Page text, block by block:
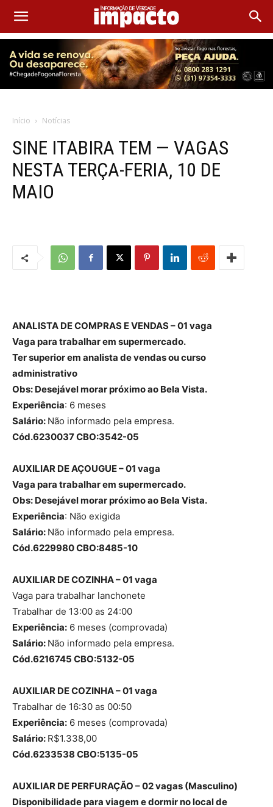
Início Notícias
SINE ITABIRA TEM — VAGAS
NESTA TERÇA-FERIA, 10 DE
MAIO
ANALISTA DE COMPRAS E VENDAS – 01 vaga
Vaga para trabalhar em supermercado.
Ter superior em analista de vendas ou curso
administrativo
Obs: Desejável morar próximo ao Bela Vista.
Experiência: 6 meses
Salário: Não informado pela empresa.
Cód.6230037 CBO:3542-05
AUXILIAR DE AÇOUGUE – 01 vaga
Vaga para trabalhar em supermercado.
Obs: Desejável morar próximo ao Bela Vista.
Experiência: Não exigida
Salário: Não informado pela empresa.
Cód.6229980 CBO:8485-10
AUXILIAR DE COZINHA – 01 vaga
Vaga para trabalhar lanchonete
Trabalhar de 13:00 as 24:00
Experiência: 6 meses (comprovada)
Salário: Não informado pela empresa.
Cód.6216745 CBO:5132-05
AUXILIAR DE COZINHA – 01 vaga
Trabalhar de 16:30 as 00:50
Experiência: 6 meses (comprovada)
Salário: R$1.338,00
Cód.6233538 CBO:5135-05
AUXILIAR DE PERFURAÇÃO – 02 vagas (Masculino)
Disponibilidade para viagem e dormir no local de